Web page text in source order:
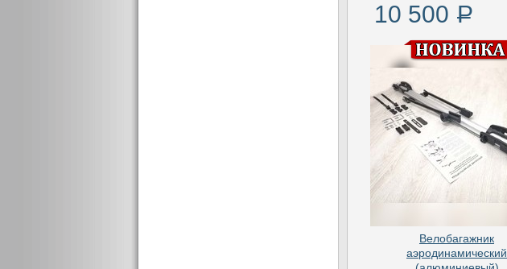
10 500 Р
Велобагажник
аэродинамический